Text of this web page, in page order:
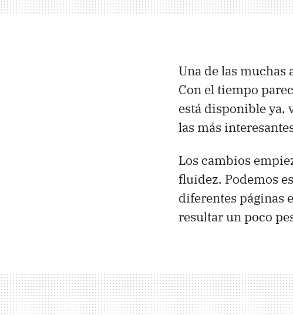
Una de las muchas
Con el tiempo
está disponible ya,
las más
Los cambios
fluidez. Podemos
diferentes páginas
resultar un poco